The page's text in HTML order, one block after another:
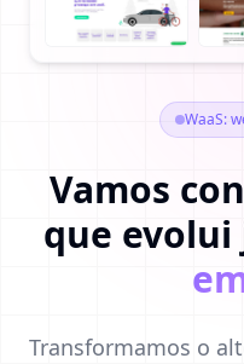
WaaS:
Vamos
que
Transformamos o
ProUse - Proteção Veicular